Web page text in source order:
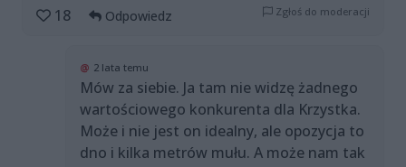
18
Odpowiedz Zgłoś do moderacji
@ 2 lata temu
Mów za siebie. Ja tam nie widzę żadnego
wartościowego konkurenta dla Krzystka.
Może i nie jest on idealny, ale opozycja to
dno i kilka metrów mułu. A może nam tak